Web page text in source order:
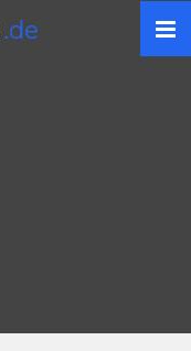
.de